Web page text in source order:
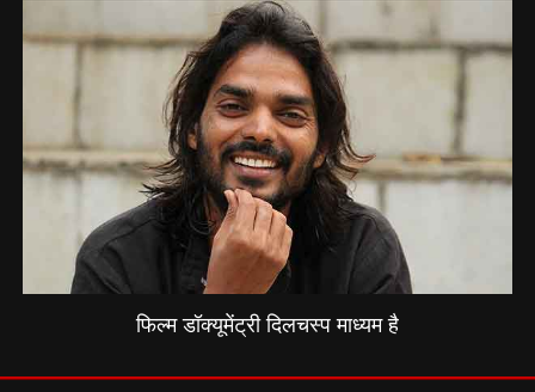
फिल्म डॉक्यूमेंट्री दिलचस्प माध्यम है